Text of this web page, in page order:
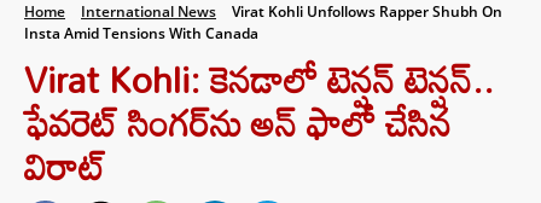
Home International News
Virat Kohli Unfollows Rapper Shubh On
Insta Amid Tensions With Canada
Virat Kohli: కెనడాలో టెన్షన్ టెన్షన్..
ఫేవరెట్ సింగర్‌ను అన్ ఫాలో చేసిన
విరాట్